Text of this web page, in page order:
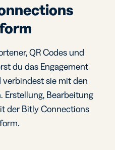
QR Codes und
du das Engagement
sie mit den
Bearbeitung
der Bitly Connections